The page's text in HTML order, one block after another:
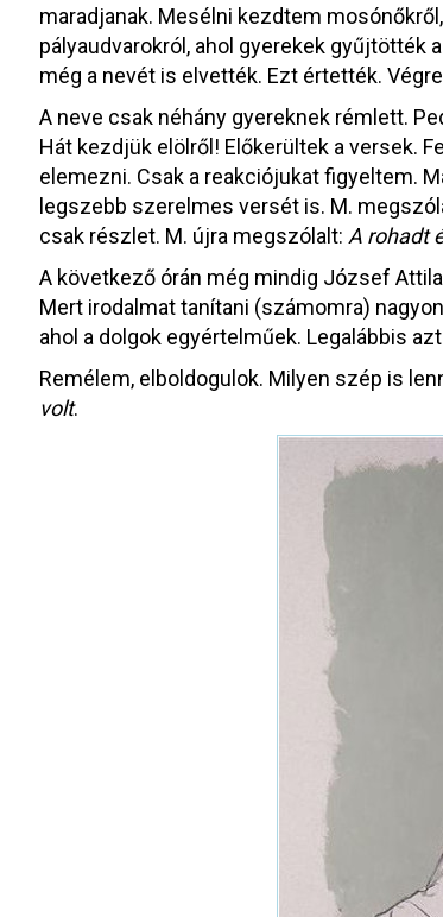
maradjanak. Mesélni kezdtem
pályaudvarokról, ahol gyerekek gyűjtötték
még a nevét is elvették. Ezt értették.
A neve csak néhány gyereknek rémlett.
Hát kezdjük elölről! Előkerültek a versek.
elemezni. Csak a reakciójukat figyeltem.
legszebb szerelmes versét is. M.
csak részlet. M. újra megszólalt: A rohadt
A következő órán még mindig József
Mert irodalmat tanítani (számomra)
ahol a dolgok egyértelműek. Legalábbis
Remélem, elboldogulok. Milyen szép is
volt.